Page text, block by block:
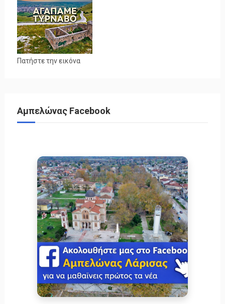
Πατήστε την εικόνα
Αμπελώνας Facebook